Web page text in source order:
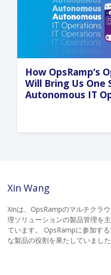
How OpsRamp’s
Will Bring Us One
Autonomous IT
Xin Wang
Xinは、OpsRampのマルチクラ
理ソリューションの製品管理を
ています。 OpsRampに参加す
な製品の役割を果たしていました